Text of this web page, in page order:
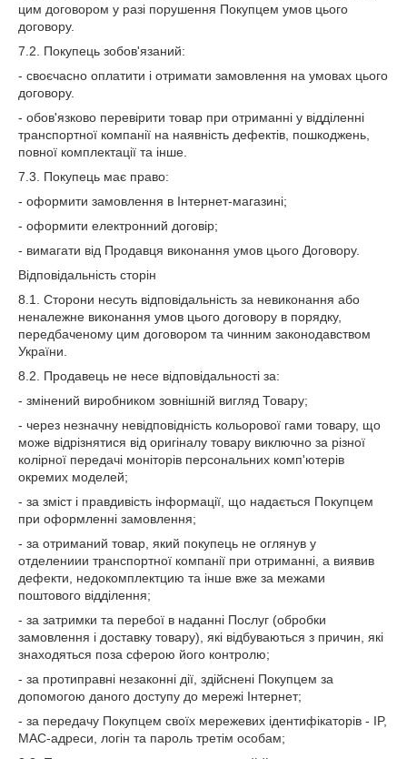
цим договором у разі порушення Покупцем умов цього
договору.
7.2. Покупець зобов'язаний:
- своєчасно оплатити і отримати замовлення на умовах цього
договору.
- обов'язково перевірити товар при отриманні у відділенні
транспортної компанії на наявність дефектів, пошкоджень,
повної комплектації та інше.
7.3. Покупець має право:
- оформити замовлення в Інтернет-магазині;
- оформити електронний договір;
- вимагати від Продавця виконання умов цього Договору.
Відповідальність сторін
8.1. Сторони несуть відповідальність за невиконання або
неналежне виконання умов цього договору в порядку,
передбаченому цим договором та чинним законодавством
України.
8.2. Продавець не несе відповідальності за:
- змінений виробником зовнішній вигляд Товару;
- через незначну невідповідність кольорової гами товару, що
може відрізнятися від оригіналу товару виключно за різної
колірної передачі моніторів персональних комп'ютерів
окремих моделей;
- за зміст і правдивість інформації, що надається Покупцем
при оформленні замовлення;
- за отриманий товар, який покупець не оглянув у
отделениии транспортної компанії при отриманні, а виявив
дефекти, недокомплектцию та інше вже за межами
поштового відділення;
- за затримки та перебої в наданні Послуг (обробки
замовлення і доставку товару), які відбуваються з причин, які
знаходяться поза сферою його контролю;
- за протиправні незаконні дії, здійснені Покупцем за
допомогою даного доступу до мережі Інтернет;
- за передачу Покупцем своїх мережевих ідентифікаторів - IP,
MAC-адреси, логін та пароль третім особам;